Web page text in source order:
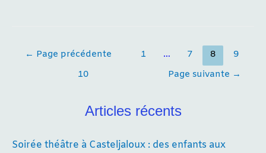
Navigation
← Page précédente 1 … 7 8
9
10
Page suivante →
Articles récents
Soirée théâtre à Casteljaloux : des enfants aux